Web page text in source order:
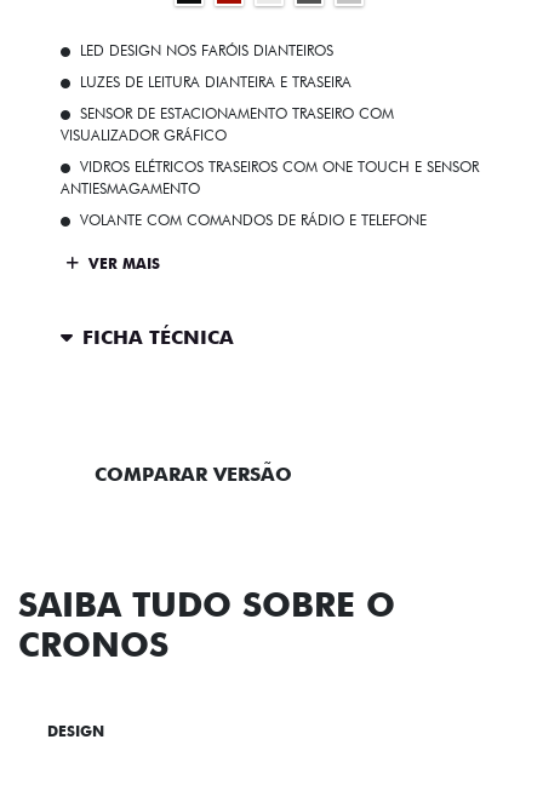
LED DESIGN NOS FARÓIS DIANTEIROS
LUZES DE LEITURA DIANTEIRA E TRASEIRA
SENSOR DE ESTACIONAMENTO TRASEIRO COM
VISUALIZADOR GRÁFICO
VIDROS ELÉTRICOS TRASEIROS COM ONE TOUCH E SENSOR
ANTIESMAGAMENTO
VOLANTE COM COMANDOS DE RÁDIO E TELEFONE
VER MAIS
FICHA TÉCNICA
COMPARAR VERSÃO
SAIBA TUDO SOBRE O
CRONOS
DESIGN